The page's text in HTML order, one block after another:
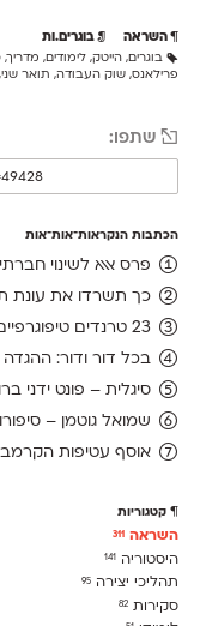
השראה בוגרים.ות
בוגרים, הייטק, לימודים, מדריך,
פרילאנס, שוק העבודה, תואר שני,
שתפו:
הכתבות הנקראות־אות־אות
פרס אאא לשינוי חברתי 2026
כך תשרדו את עונת
23 טרנדים טיפוגרפיים בעיצוב גרפי עברי, ועוד אחד לשנה הבאה
בכל דור ודור: ההגדה
סיגלית – פונט ידני
שמואל גוטמן – סיפורו של
אוסף עטיפות הקרמבו
קטגוריות
השראה 311
היסטוריה 141
תהליכי יצירה 95
סקירות 82